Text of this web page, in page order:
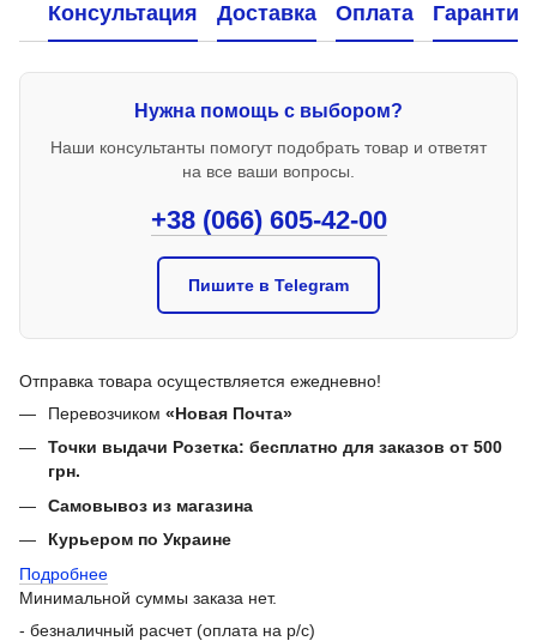
Консультация Доставка Оплата Гарантия
Нужна помощь с выбором?
Наши консультанты помогут подобрать товар и ответят
на все ваши вопросы.
+38 (066) 605-42-00
Пишите в Telegram
Отправка товара осуществляется ежедневно!
Перевозчиком «Новая Почта»
Точки выдачи Розетка: бесплатно для заказов от 500
грн.
Самовывоз из магазина
Курьером по Украине
Подробнее
Минимальной суммы заказа нет.
- безналичный расчет (оплата на р/с)